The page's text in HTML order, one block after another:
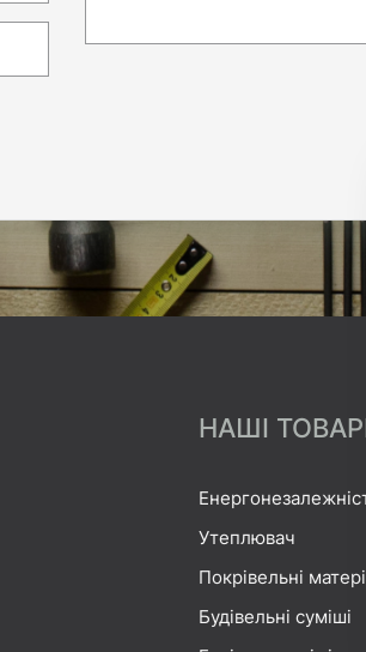
НАШІ
Утеплювач
Покрівельні
Будівельні суміші